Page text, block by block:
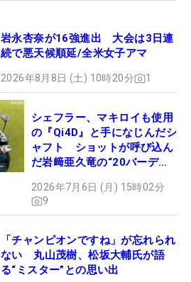
岩永杏奈が16強進出 大会は3日連
続で悪天候順延/全米女子アマ
2026年8月8日 (土) 10時20分 1
シェフラー、マキロイも使用
の『Qi4D』と手になじんだシ
ャフト ショットが呼び込ん
だ岩﨑亜久竜の“20バーデ
2026年7月6日 (月) 15時02分
9
「チャンピオンですね」が忘れられ
ない 丸山茂樹、松坂大輔氏が語
る“ミスター”との思い出